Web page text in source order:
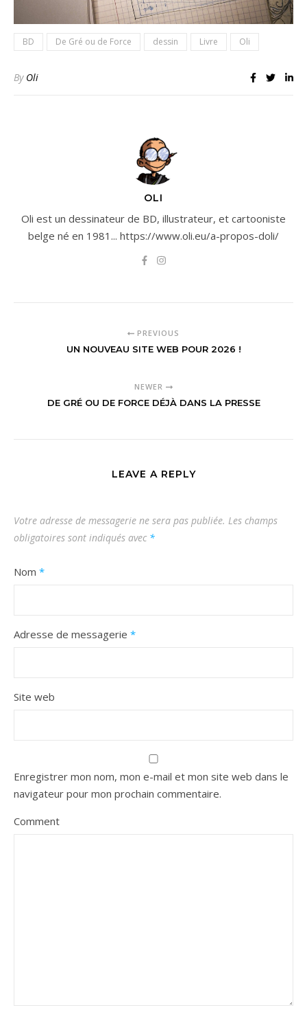
BD De Gré ou de Force dessin Livre Oli
By Oli
OLI
Oli est un dessinateur de BD, illustrateur, et cartooniste
belge né en 1981... https://www.oli.eu/a-propos-doli/
PREVIOUS
UN NOUVEAU SITE WEB POUR 2026 !
NEWER
DE GRÉ OU DE FORCE DÉJÀ DANS LA PRESSE
LEAVE A REPLY
Votre adresse de messagerie ne sera pas publiée. Les champs
obligatoires sont indiqués avec *
Nom *
Adresse de messagerie *
Site web
Enregistrer mon nom, mon e-mail et mon site web dans le
navigateur pour mon prochain commentaire.
Comment